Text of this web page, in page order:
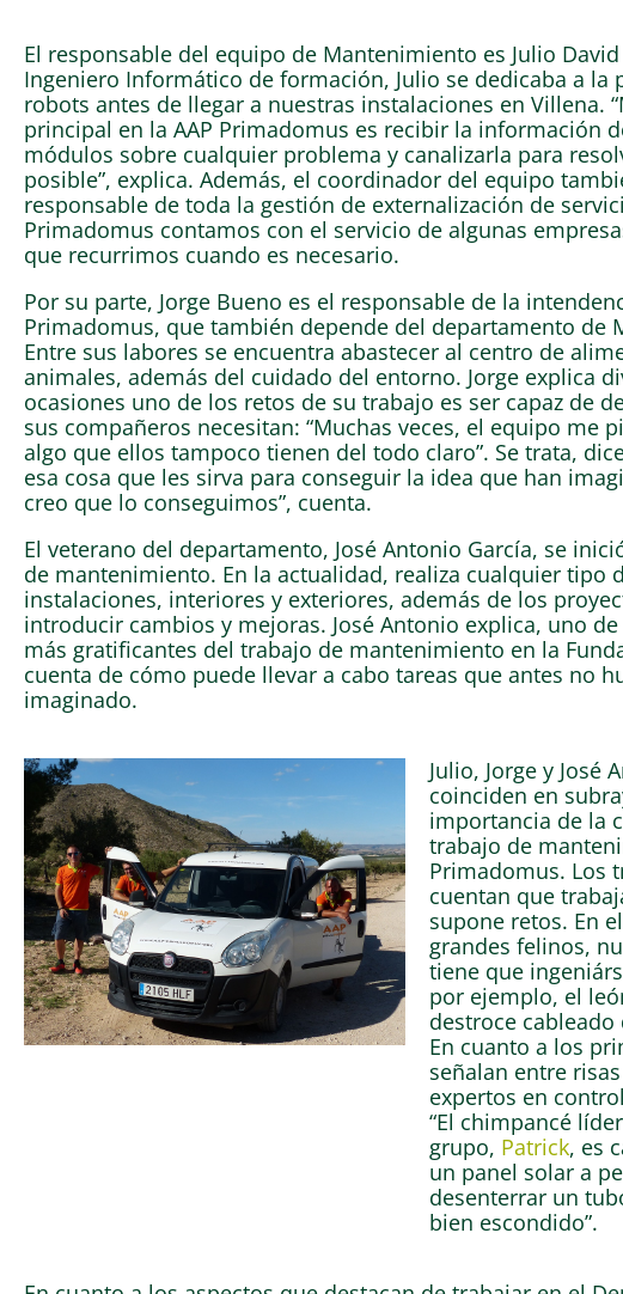
El responsable del equipo de Mantenimiento es Julio
Ingeniero Informático de formación, Julio se dedicaba a la
robots antes de llegar a nuestras instalaciones en Villena.
principal en la AAP Primadomus es recibir la información
módulos sobre cualquier problema y canalizarla para
posible”, explica. Además, el coordinador del equipo
responsable de toda la gestión de externalización de
Primadomus contamos con el servicio de algunas
que recurrimos cuando es necesario.
Por su parte, Jorge Bueno es el responsable de la
Primadomus, que también depende del departamento de
Entre sus labores se encuentra abastecer al centro de
animales, además del cuidado del entorno. Jorge explica
ocasiones uno de los retos de su trabajo es ser capaz de
sus compañeros necesitan: “Muchas veces, el equipo me
algo que ellos tampoco tienen del todo claro”. Se trata,
esa cosa que les sirva para conseguir la idea que han
creo que lo conseguimos”, cuenta.
El veterano del departamento, José Antonio García, se
de mantenimiento. En la actualidad, realiza cualquier tipo
instalaciones, interiores y exteriores, además de los
introducir cambios y mejoras. José Antonio explica, uno
más gratificantes del trabajo de mantenimiento en la
cuenta de cómo puede llevar a cabo tareas que antes no
imaginado.
Julio, Jorge y José
coinciden en
importancia de la
trabajo de
Primadomus. Los
cuentan que
supone retos. En
grandes felinos,
tiene que
por ejemplo, el
destroce cableado
En cuanto a los
señalan entre
expertos en
“El chimpancé
grupo, Patrick, es
un panel solar a
desenterrar un
bien escondido”.